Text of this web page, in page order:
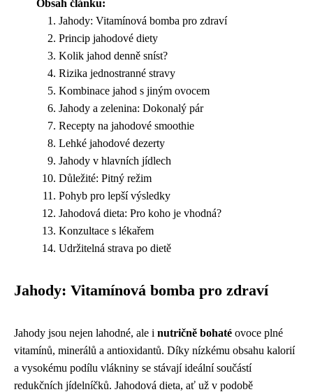
Obsah článku:
Jahody: Vitamínová bomba pro zdraví
Princip jahodové diety
Kolik jahod denně sníst?
Rizika jednostranné stravy
Kombinace jahod s jiným ovocem
Jahody a zelenina: Dokonalý pár
Recepty na jahodové smoothie
Lehké jahodové dezerty
Jahody v hlavních jídlech
Důležité: Pitný režim
Pohyb pro lepší výsledky
Jahodová dieta: Pro koho je vhodná?
Konzultace s lékařem
Udržitelná strava po dietě
Jahody: Vitamínová bomba pro zdraví
Jahody jsou nejen lahodné, ale i nutričně bohaté ovoce plné
vitamínů, minerálů a antioxidantů. Díky nízkému obsahu kalorií
a vysokému podílu vlákniny se stávají ideální součástí
redukčních jídelníčků. Jahodová dieta, ať už v podobě